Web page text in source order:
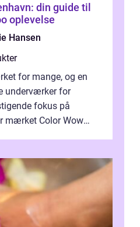
din guide til
oplevelse
Hansen
for mange, og en
underværker for
fokus på
mærket Color Wow